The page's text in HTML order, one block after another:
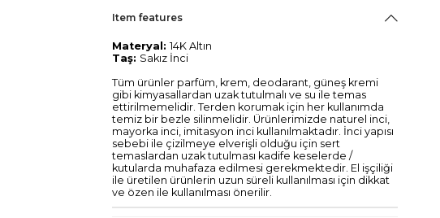
Item features
Materyal: 14K Altın
Taş: Sakız İnci
Tüm ürünler parfüm, krem, deodarant, güneş kremi
gibi kimyasallardan uzak tutulmalı ve su ile temas
ettirilmemelidir. Terden korumak için her kullanımda
temiz bir bezle silinmelidir. Ürünlerimizde naturel inci,
mayorka inci, imitasyon inci kullanılmaktadır. İnci yapısı
sebebi ile çizilmeye elverişli olduğu için sert
temaslardan uzak tutulması kadife keselerde /
kutularda muhafaza edilmesi gerekmektedir. El işçiliği
ile üretilen ürünlerin uzun süreli kullanılması için dikkat
ve özen ile kullanılması önerilir.